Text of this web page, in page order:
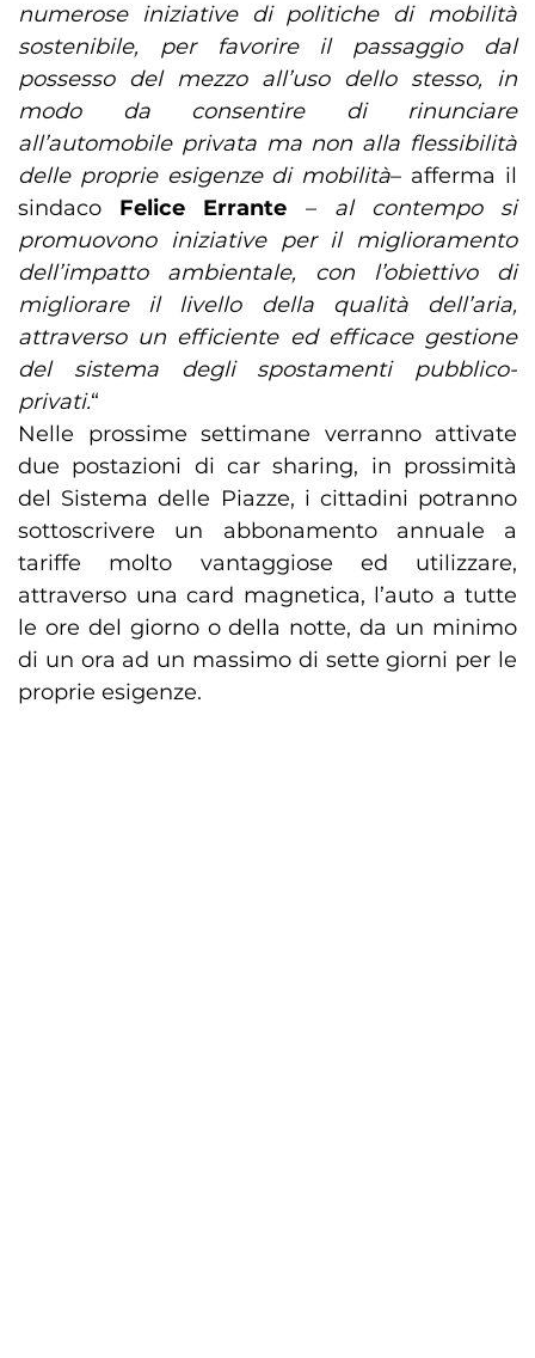
numerose iniziative di politiche di mobilità
sostenibile, per favorire il passaggio dal
possesso del mezzo all’uso dello stesso, in
modo da consentire di rinunciare
all’automobile privata ma non alla flessibilità
delle proprie esigenze di mobilità– afferma il
sindaco Felice Errante – al contempo si
promuovono iniziative per il miglioramento
dell’impatto ambientale, con l’obiettivo di
migliorare il livello della qualità dell’aria,
attraverso un efficiente ed efficace gestione
del sistema degli spostamenti pubblico-
privati.“
Nelle prossime settimane verranno attivate
due postazioni di car sharing, in prossimità
del Sistema delle Piazze, i cittadini potranno
sottoscrivere un abbonamento annuale a
tariffe molto vantaggiose ed utilizzare,
attraverso una card magnetica, l’auto a tutte
le ore del giorno o della notte, da un minimo
di un ora ad un massimo di sette giorni per le
proprie esigenze.